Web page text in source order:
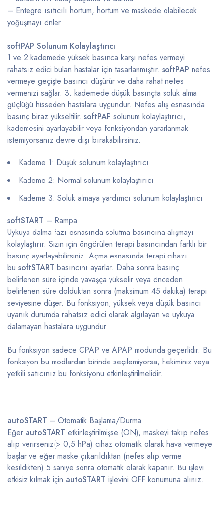
– Entegre ısıtıcılı hortum, hortum ve maskede olabilecek
yoğuşmayı önler
softPAP Solunum Kolaylaştırıcı
1 ve 2 kademede yüksek basınca karşı nefes vermeyi
rahatsız edici bulan hastalar için tasarlanmıştır. softPAP nefes
vermeye geçişte basıncı düşürür ve daha rahat nefes
vermenizi sağlar. 3. kademede düşük basınçta soluk alma
güçlüğü hisseden hastalara uygundur. Nefes alış esnasında
basınç biraz yükseltilir. softPAP solunum kolaylaştırıcı,
kademesini ayarlayabilir veya fonksiyondan yararlanmak
istemiyorsanız devre dışı bırakabilirsiniz.
Kademe 1: Düşük solunum kolaylaştırıcı
Kademe 2: Normal solunum kolaylaştırıcı
Kademe 3: Soluk almaya yardımcı solunum kolaylaştırıcı
softSTART – Rampa
Uykuya dalma fazı esnasında solutma basıncına alışmayı
kolaylaştırır. Sizin için öngörülen terapi basıncından farklı bir
basınç ayarlayabilirsiniz. Açma esnasında terapi cihazı
bu softSTART basıncını ayarlar. Daha sonra basınç
belirlenen süre içinde yavaşça yükselir veya önceden
belirlenen süre dolduktan sonra (maksimum 45 dakika) terapi
seviyesine düşer. Bu fonksiyon, yüksek veya düşük basıncı
uyanık durumda rahatsız edici olarak algılayan ve uykuya
dalamayan hastalara uygundur.
Bu fonksiyon sadece CPAP ve APAP modunda geçerlidir. Bu
fonksiyon bu modlardan birinde seçilemiyorsa, hekiminiz veya
yetkili satıcınız bu fonksiyonu etkinleştirilmelidir.
autoSTART – Otomatik Başlama/Durma
Eğer autoSTART etkinleştirilmişse (ON), maskeyi takıp nefes
alıp verirseniz(> 0,5 hPa) cihaz otomatik olarak hava vermeye
başlar ve eğer maske çıkarıldıktan (nefes alıp verme
kesildikten) 5 saniye sonra otomatik olarak kapanır. Bu işlevi
etkisiz kılmak için autoSTART işlevini OFF konumuna alınız.